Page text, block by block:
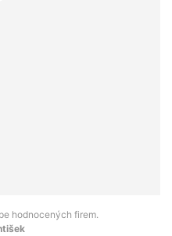
hodnocených firem.